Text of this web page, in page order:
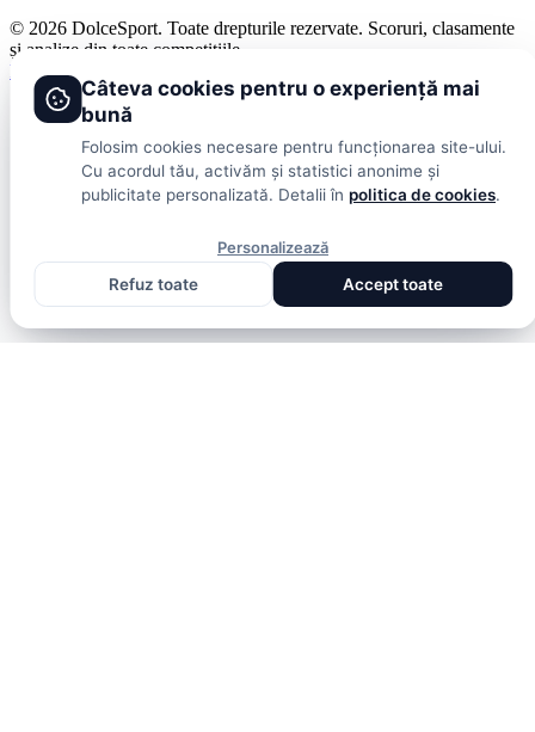
© 2026 DolceSport. Toate drepturile rezervate. Scoruri, clasamente
și analize din toate competițiile
Fotbal intern
Câteva cookies pentru o experiență mai
bună
Folosim cookies necesare pentru funcționarea site-ului.
Cu acordul tău, activăm și statistici anonime și
publicitate personalizată. Detalii în politica de cookies.
Personalizează
Refuz toate
Accept toate